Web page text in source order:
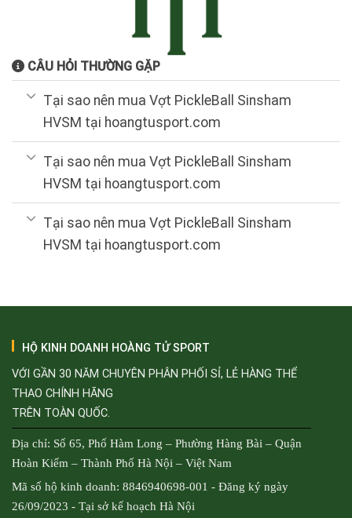
CÂU HỎI THƯỜNG GẶP
Tại sao nên mua Vợt PickleBall Sinsham
HVSM tại hoangtusport.com
Tại sao nên mua Vợt PickleBall Sinsham
HVSM tại hoangtusport.com
Tại sao nên mua Vợt PickleBall Sinsham
HVSM tại hoangtusport.com
HỘ KINH DOANH HOÀNG TỬ SPORT
VỚI GẦN 30 NĂM CHUYÊN PHÂN PHỐI SỈ, LẺ HÀNG THỂ
THAO CHÍNH HÃNG
TRÊN TOÀN QUỐC.
Địa chỉ: Số 65, Phố Hàm Long – Phường Hàng Bài – Quận
Hoàn Kiếm – Thành Phố Hà Nội – Việt Nam
Mã số hộ kinh doanh: 8846940698-001 - Đăng ký ngày
26/09/2023 - Tại sở kế hoạch Hà Nội